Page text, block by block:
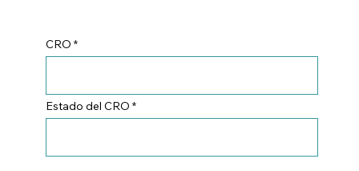
CRO
Estado del CRO